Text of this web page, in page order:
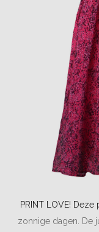
PRINT LOVE!
zonnige dagen. De